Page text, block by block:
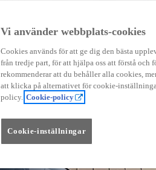
Vi använder webbplats-cookies
Cookies används för att ge dig den bästa
från tredje part, för att hjälpa oss att förstå och
rekommenderar att du behåller alla cookies,
att klicka på alternativet för cookie-
policy. Cookie-policy
Cookie-inställningar